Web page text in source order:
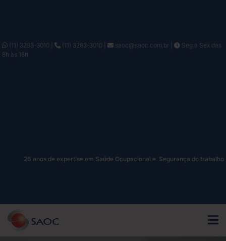
(11) 3283-3010 | (11) 3283-3010 | saoc@saoc.com.br |
Seg à Sex das
8h às 18h
26 anos de expertise em Saúde Ocupacional e Segurança do trabalho